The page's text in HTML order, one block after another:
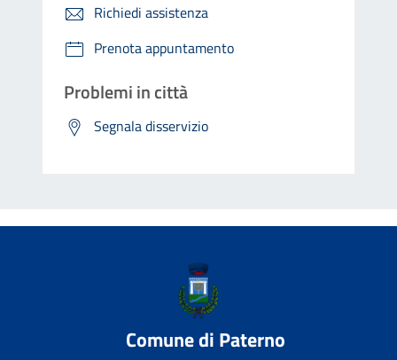
Richiedi assistenza
Prenota appuntamento
Problemi in città
Segnala disservizio
Comune di Paterno